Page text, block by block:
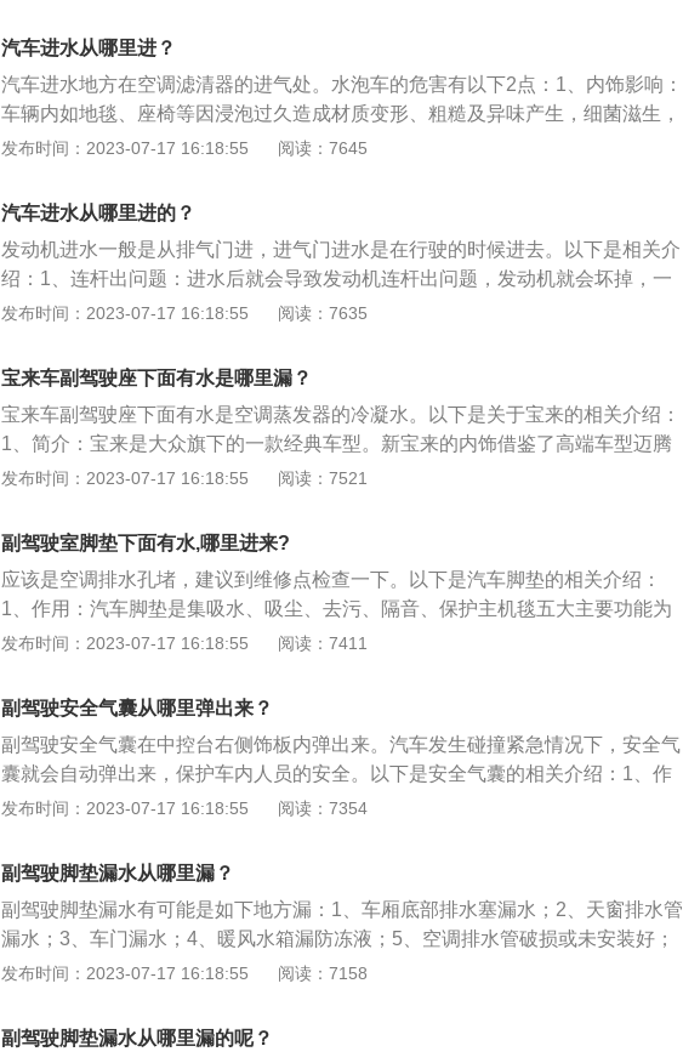
接用高压枪冲洗或使用酸碱性较强的清洗剂也会使天窗的橡胶圈变形、老化。
汽车进水从哪里进？
汽车进水地方在空调滤清器的进气处。水泡车的危害有以下2点：1、内饰影响：
车辆内如地毯、座椅等因浸泡过久造成材质变形、粗糙及异味产生，细菌滋生，
地毯下电线束上水气浓重，电路因潮湿所导致之电线短路情形发生。这些被浸泡
音棉，泡水后需要更换，四轮轴承一定要换，因为轴承密封件是畅销润滑油，如
发布时间：2023-07-17 16:18:55 阅读：7645
汽车进水从哪里进的？
发动机进水一般是从排气门进，进气门进水是在行驶的时候进去。以下是相关介
绍：1、连杆出问题：进水后就会导致发动机连杆出问题，发动机就会坏掉，一
旦发动机进水请立即停止行车，找专业人员检查维修。2、进气口：发动机真正
间这些塑料管全部要密封好，就能防止发动机进水。3、注意事项：当发动机因
为进水而熄火后，这时候就不要再轻易尝试打火。因为，在这种情况下，不可能
立刻判断出车辆熄火的原因，如果贸然行事，可能对于车辆造成不可预知的更大
伤害。
发布时间：2023-07-17 16:18:55 阅读：7635
宝来车副驾驶座下面有水是哪里漏？
宝来车副驾驶座下面有水是空调蒸发器的冷凝水。以下是关于宝来的相关介绍：
1、简介：宝来是大众旗下的一款经典车型。新宝来的内饰借鉴了高端车型迈腾
简约而对称的设计风格，凸显沉稳大气。2、外观设计：全新宝来采用了大众家
与现款相比轮廓和灯组都有变化，车身线条也与现款宝来有较大区别，变得更加
流畅，同时采用了全新设计的铝合金轮毂样式。
发布时间：2023-07-17 16:18:55 阅读：7521
副驾驶室脚垫下面有水,哪里进来?
应该是空调排水孔堵，建议到维修点检查一下。以下是汽车脚垫的相关介绍：
1、作用：汽车脚垫是集吸水、吸尘、去污、隔音、保护主机毯五大主要功能为
一体的一种环保汽车内饰零部件。汽车脚垫属于内部装饰品，保护车里车外的洁
防止鞋底残留的水分、脏物造成与离合器、制动器和油门间的滑动，避免安全隐
患，降低内饰被污染和损坏的可能性，毕竟清洗脚垫比清洗内饰更方便、更经
济。
发布时间：2023-07-17 16:18:55 阅读：7411
副驾驶安全气囊从哪里弹出来？
副驾驶安全气囊在中控台右侧饰板内弹出来。汽车发生碰撞紧急情况下，安全气
囊就会自动弹出来，保护车内人员的安全。以下是安全气囊的相关介绍：1、作
用：安全气囊是汽车上一个至关重要的被动安全置配，在发生严重的碰撞事故
气囊只有与安全带配合使用才可以起到保障车内乘客生命安全的作用。假如在安
全气囊弹出时乘客未系好安全带，那么弹出的安全气囊则会给车里面乘客带来严
重的二次伤害。
发布时间：2023-07-17 16:18:55 阅读：7354
副驾驶脚垫漏水从哪里漏？
副驾驶脚垫漏水有可能是如下地方漏：1、车厢底部排水塞漏水；2、天窗排水管
漏水；3、车门漏水；4、暖风水箱漏防冻液；5、空调排水管破损或未安装好；
6、天窗漏水，密封不严；7、车内暖风用的锈蚀漏水。以下是处理方法：1、检
净，把积水排出即可；2、检查密封性：检查天窗和车门的密封橡胶圈和胶条，
查看是否有变形、老化的现象，如果有，更换橡胶部件即可。
发布时间：2023-07-17 16:18:55 阅读：7158
副驾驶脚垫漏水从哪里漏的呢？